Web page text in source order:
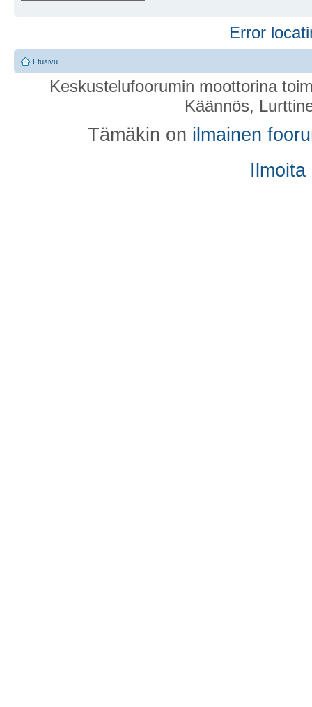
Error
Etusivu
Keskustelufoorumin moottorina
Käännös,
Tämäkin on ilmainen